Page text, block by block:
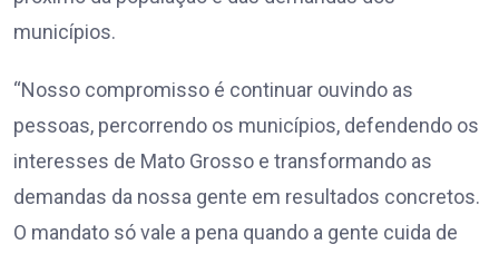
municípios.
“Nosso compromisso é continuar ouvindo as
pessoas, percorrendo os municípios, defendendo os
interesses de Mato Grosso e transformando as
demandas da nossa gente em resultados concretos.
O mandato só vale a pena quando a gente cuida de